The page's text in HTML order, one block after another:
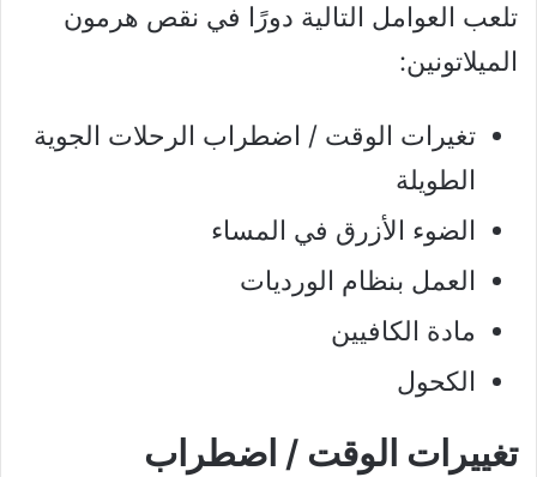
تلعب العوامل التالية دورًا في نقص هرمون
الميلاتونين:
تغيرات الوقت / اضطراب الرحلات الجوية
الطويلة
الضوء الأزرق في المساء
العمل بنظام الورديات
مادة الكافيين
الكحول
تغييرات الوقت / اضطراب